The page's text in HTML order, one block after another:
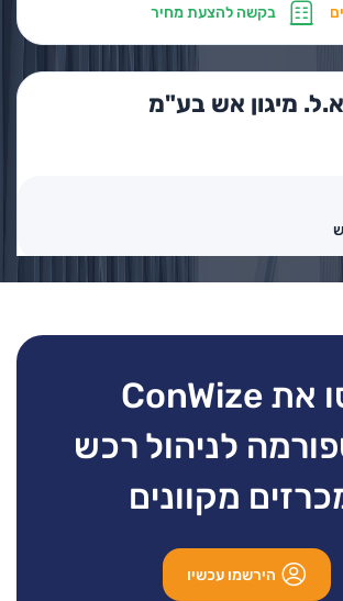
בקשה להצעת מחיר
א.ל. מיגון אש בע"מ
נסו את ConWize
לניהול רכש
מקוונים
הירשמו עכשיו